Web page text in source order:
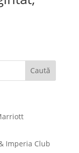
Imperia Club